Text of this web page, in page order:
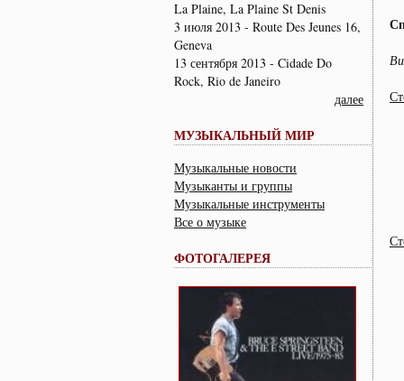
La Plaine, La Plaine St Denis
3 июля 2013 - Route Des Jeunes 16,
Geneva
13 сентября 2013 - Cidade Do
Rock, Rio de Janeiro
далее
МУЗЫКАЛЬНЫЙ МИР
Музыкальные новости
Музыканты и группы
Музыкальные инструменты
Все о музыке
ФОТОГАЛЕРЕЯ